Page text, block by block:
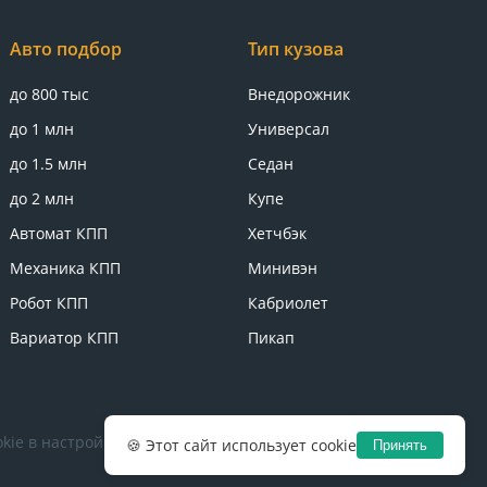
Авто подбор
до 800 тыс
до 1 млн
до 1.5 млн
до 2 млн
Автомат КПП
Механика КПП
Робот КПП
Вариатор КПП
Тип кузова
Внедорожник
Универсал
Седан
Купе
Хетчбэк
Минивэн
Кабриолет
Пикап
в настройках браузера.Политика конфиденциальности
🍪 Этот сайт использует cookie Принять